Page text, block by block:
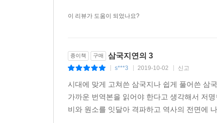
이 리뷰가 도움이 되었나요?
종이책 구매 삼국지연의 3
s***3 2019-10-02 신고
시대에 맞게 고쳐쓴 삼국지나 쉽게 풀어쓴 삼
가까운 번역본을 읽어야 한다고 생각해서 저
비와 원소를 잇달아 격파하고 역사의 전면에